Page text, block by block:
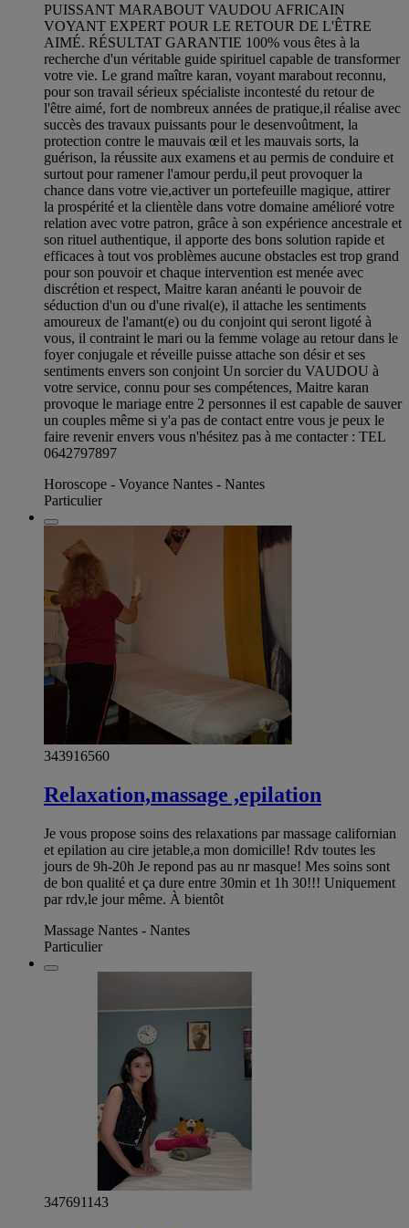
PUISSANT MARABOUT VAUDOU AFRICAIN
VOYANT EXPERT POUR LE RETOUR DE L'ÊTRE
AIMÉ. RÉSULTAT GARANTIE 100% vous êtes à la
recherche d'un véritable guide spirituel capable de transformer
votre vie. Le grand maître karan, voyant marabout reconnu,
pour son travail sérieux spécialiste incontesté du retour de
l'être aimé, fort de nombreux années de pratique,il réalise avec
succès des travaux puissants pour le desenvoûtment, la
protection contre le mauvais œil et les mauvais sorts, la
guérison, la réussite aux examens et au permis de conduire et
surtout pour ramener l'amour perdu,il peut provoquer la
chance dans votre vie,activer un portefeuille magique, attirer
la prospérité et la clientèle dans votre domaine amélioré votre
relation avec votre patron, grâce à son expérience ancestrale et
son rituel authentique, il apporte des bons solution rapide et
efficaces à tout vos problèmes aucune obstacles est trop grand
pour son pouvoir et chaque intervention est menée avec
discrétion et respect, Maitre karan anéanti le pouvoir de
séduction d'un ou d'une rival(e), il attache les sentiments
amoureux de l'amant(e) ou du conjoint qui seront ligoté à
vous, il contraint le mari ou la femme volage au retour dans le
foyer conjugale et réveille puisse attache son désir et ses
sentiments envers son conjoint Un sorcier du VAUDOU à
votre service, connu pour ses compétences, Maitre karan
provoque le mariage entre 2 personnes il est capable de sauver
un couples même si y'a pas de contact entre vous je peux le
faire revenir envers vous n'hésitez pas à me contacter : TEL
0642797897
Horoscope - Voyance Nantes - Nantes
Particulier
343916560
Relaxation,massage ,epilation
Je vous propose soins des relaxations par massage californian
et epilation au cire jetable,a mon domicille! Rdv toutes les
jours de 9h-20h Je repond pas au nr masque! Mes soins sont
de bon qualité et ça dure entre 30min et 1h 30!!! Uniquement
par rdv,le jour même. À bientôt
Massage Nantes - Nantes
Particulier
347691143